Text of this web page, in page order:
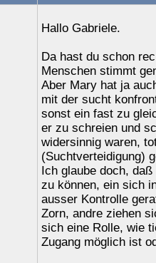
Hallo Gabriele.
Da hast du schon
Menschen stimmt
Aber Mary hat ja
mit der sucht
sonst ein fast zu
er zu schreien und
widersinnig waren,
(Suchtverteidigung)
Ich glaube doch,
zu können, ein sich
ausser Kontrolle
Zorn, andre ziehen
sich eine Rolle, wie
Zugang möglich ist